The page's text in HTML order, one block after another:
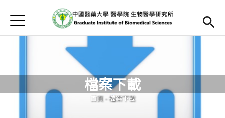
首頁
首頁
檔案下載
您在這裡
首頁 -檔案下載